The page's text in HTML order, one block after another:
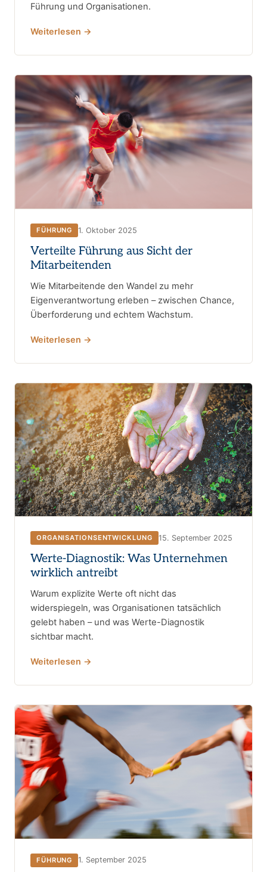
Führung und Organisationen.
Weiterlesen →
FÜHRUNG 1. Oktober 2025
Verteilte Führung aus Sicht der
Mitarbeitenden
Wie Mitarbeitende den Wandel zu mehr
Eigenverantwortung erleben – zwischen Chance,
Überforderung und echtem Wachstum.
Weiterlesen →
ORGANISATIONSENTWICKLUNG 15. September 2025
Werte-Diagnostik: Was Unternehmen
wirklich antreibt
Warum explizite Werte oft nicht das
widerspiegeln, was Organisationen tatsächlich
gelebt haben – und was Werte-Diagnostik
sichtbar macht.
Weiterlesen →
FÜHRUNG 1. September 2025